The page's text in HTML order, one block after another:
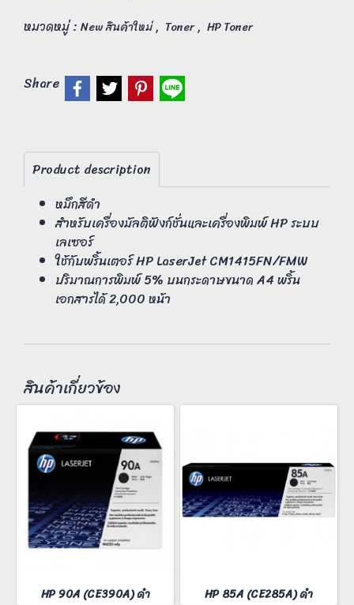
หมวดหมู่ : New สินค้าใหม่, Toner, HP Toner
Share
Product description
หมึกสีดำ
สำหรับเครื่องมัลติฟังก์ชั่นและเครื่องพิมพ์ HP ระบบ
เลเซอร์
ใช้กับพริ้นเตอร์ HP LaserJet CM1415FN/FMW
ปริมาณการพิมพ์ 5% บนกระดาษขนาด A4 พริ้น
เอกสารได้ 2,000 หน้า
สินค้าเกี่ยวข้อง
HP 90A (CE390A) ดำ HP 85A (CE285A) ดำ